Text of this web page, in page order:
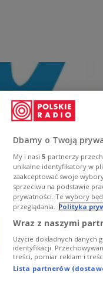
Dbamy o Twoją
My i nasi 5 partnerzy
unikalne identyfikatory w
zaakceptować swoje
sprzeciwu na podstawie
prywatności. Te wybory
przeglądania. Polityka
Wraz z naszymi
Użycie dokładnych
identyfikacji.
treści, pomiar reklam i
Lista partnerów